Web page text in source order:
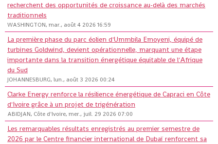
recherchent des opportunités de croissance au-delà des marchés
traditionnels
WASHINGTON, mar., août 4 2026 16:59
La première phase du parc éolien d'Ummbila Emoyeni, équipé de
turbines Goldwind, devient opérationnelle, marquant une étape
importante dans la transition énergétique équitable de l'Afrique
du Sud
JOHANNESBURG, lun., août 3 2026 00:24
Clarke Energy renforce la résilience énergétique de Capraci en Côte
d'Ivoire grâce à un projet de trigénération
ABIDJAN, Côte d'Ivoire, mer., juil. 29 2026 07:00
Les remarquables résultats enregistrés au premier semestre de
2026 par le Centre financier international de Dubaï renforcent sa